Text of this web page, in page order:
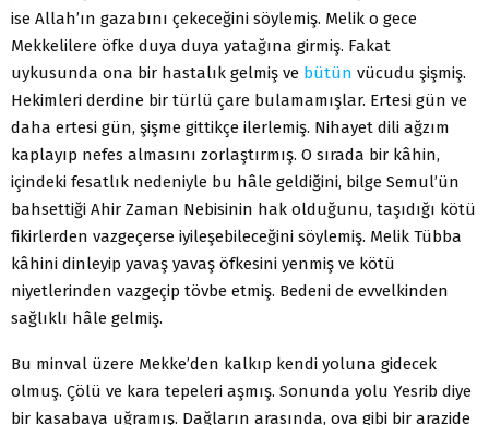
ise Allah’ın gazabını çekeceğini söylemiş. Melik o gece
Mekkelilere öfke duya duya yatağına girmiş. Fakat
uykusunda ona bir hastalık gelmiş ve bütün vücudu şişmiş.
Hekimleri der­dine bir türlü çare bulamamışlar. Ertesi gün ve
daha ertesi gün, şişme gittikçe ilerlemiş. Nihayet dili ağzım
kaplayıp ne­fes almasını zorlaştırmış. O sırada bir kâhin,
içindeki fesatlık nedeniyle bu hâle geldiğini, bilge Semul’ün
bahsettiği Ahir Zaman Nebisinin hak olduğunu, taşıdığı kötü
fikirlerden vaz­geçerse iyileşebileceğini söylemiş. Melik Tübba
kâhini dinle­yip yavaş yavaş öfkesini yenmiş ve kötü
niyetlerinden vazge­çip tövbe etmiş. Bedeni de evvelkinden
sağlıklı hâle gelmiş.
Bu minval üzere Mekke’den kalkıp kendi yoluna gidecek
olmuş. Çölü ve kara tepeleri aşmış. Sonunda yolu Yesrib diye
bir kasabaya uğramış. Dağların arasında, ova gibi bir arazi­de